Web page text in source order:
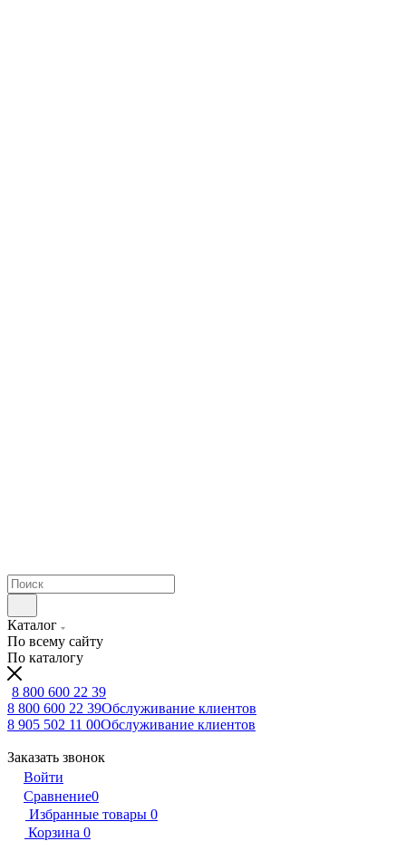
Каталог
По всему сайту
По каталогу
8 800 600 22 39
8 800 600 22 39Обслуживание клиентов
8 905 502 11 00Обслуживание клиентов
Заказать звонок
Войти
Сравнение0
Избранные товары 0
Корзина 0